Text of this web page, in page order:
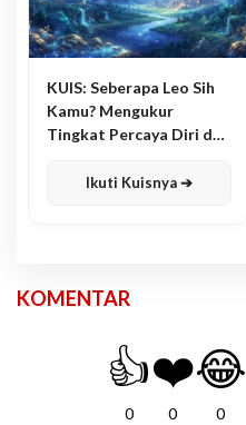
KUIS: Seberapa Leo Sih
Kamu? Mengukur
Tingkat Percaya Diri dan
Ikuti Kuisnya ➔
KOMENTAR
👍
0
❤️
0
😂
0